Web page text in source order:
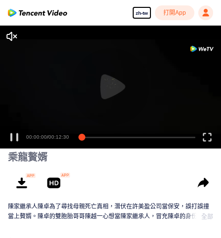
zh-tw 打開App
00:00:00/00:12:30
乘龍贅婿
陳家繼承人陳卓為了尋找母親死亡真相，潛伏在許美盈公司當保安，誤打誤撞
當上贅婿。陳卓的雙胞胎哥哥陳越一心想當陳家繼承人，冒充陳卓的身份留在
全部